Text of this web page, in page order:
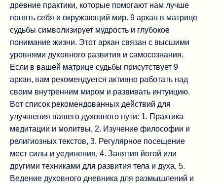
древние практики, которые помогают нам лучше
понять себя и окружающий мир. 9 аркан в матрице
судьбы символизирует мудрость и глубокое
понимание жизни. Этот аркан связан с высшими
уровнями духовного развития и самосознания.
Если в вашей матрице судьбы присутствует 9
аркан, вам рекомендуется активно работать над
своим внутренним миром и развивать интуицию.
Вот список рекомендованных действий для
улучшения вашего духовного пути: 1. Практика
медитации и молитвы, 2. Изучение философии и
религиозных текстов, 3. Регулярное посещение
мест силы и уединения, 4. Занятия йогой или
другими техниками для развития тела и духа, 5.
Ведение духовного дневника для размышлений и